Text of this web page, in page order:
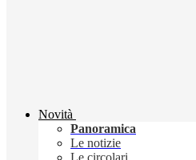
Novità
Panoramica
Le notizie